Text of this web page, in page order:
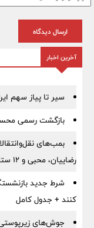
ارسال دیدگاه
آخرین اخبار
سیر تا پیاز سهم
بازگشت رسمی
بمب‌های
رضاییان، محبی و ۱۲ ستاره لو رفت
کنند + جدول کامل
جوش‌های